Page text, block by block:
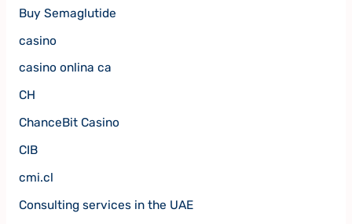
Buy Semaglutide
casino
casino onlina ca
CH
ChanceBit Casino
CIB
cmi.cl
Consulting services in the UAE